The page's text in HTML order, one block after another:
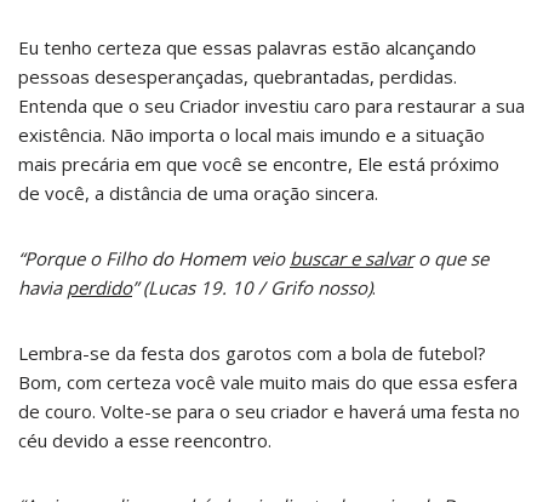
Eu tenho certeza que essas palavras estão alcançando
pessoas desesperançadas, quebrantadas, perdidas.
Entenda que o seu Criador investiu caro para restaurar a sua
existência. Não importa o local mais imundo e a situação
mais precária em que você se encontre, Ele está próximo
de você, a distância de uma oração sincera.
“Porque o Filho do Homem veio buscar e salvaro que se
havia perdido” (Lucas 19. 10 / Grifo nosso).
Lembra-se da festa dos garotos com a bola de futebol?
Bom, com certeza você vale muito mais do que essa esfera
de couro. Volte-se para o seu criador e haverá uma festa no
céu devido a esse reencontro.